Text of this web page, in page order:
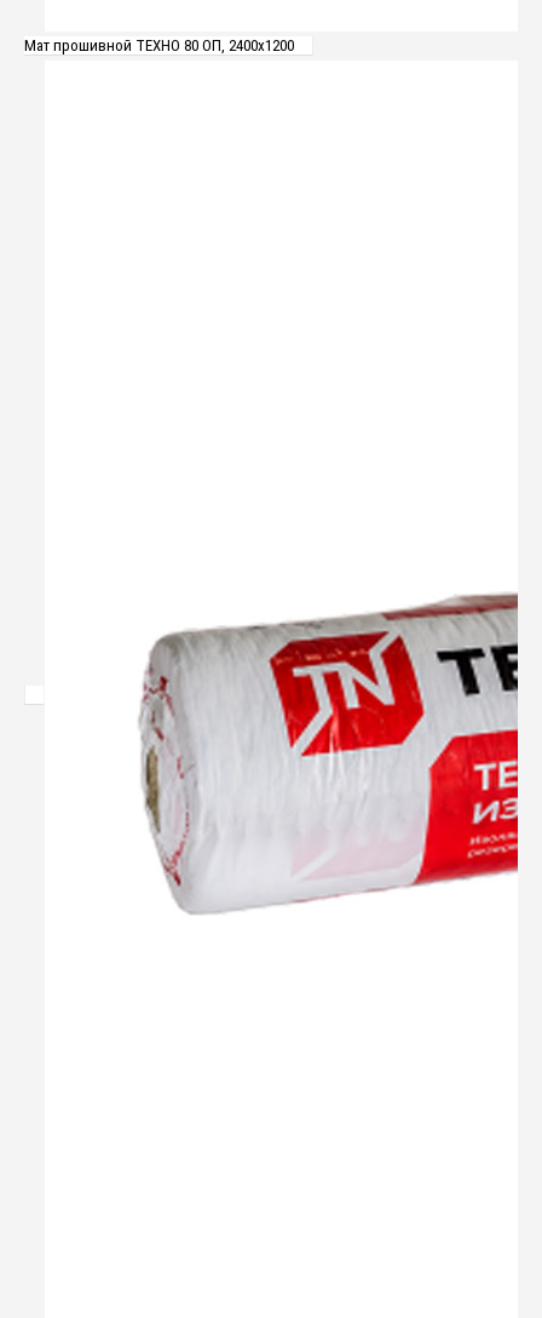
Мат прошивной ТЕХНО 80 ОП, 2400х1200